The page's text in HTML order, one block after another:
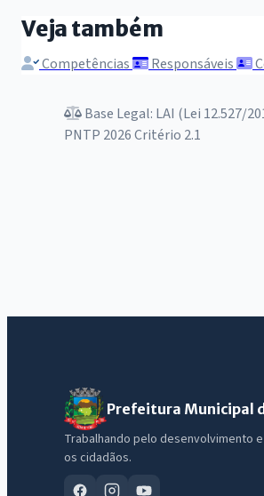
Veja também
Competências Responsáveis
Base Legal: LAI (Lei 12.527/
PNTP 2026 Critério 2.1
Prefeitura Municipal
Trabalhando pelo desenvolvimento
os cidadãos.